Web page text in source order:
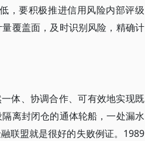
，要积极推进信用风险内部评级
覆盖面，及时识别风险，精确计
体、协调合作、可有效地实现既
离封闭仓的通体轮船，一处漏水
联盟就是很好的失败例证。1989